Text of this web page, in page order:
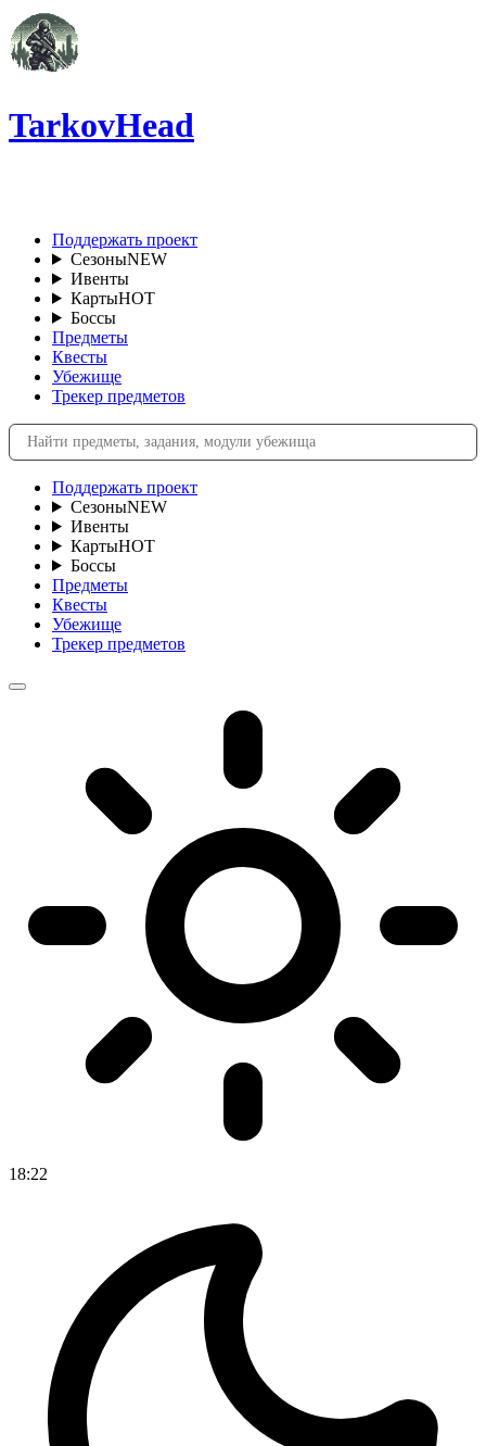
TarkovHead
Поддержать проект
СезоныNEW
Ивенты
КартыHOT
Боссы
Предметы
Квесты
Убежище
Трекер предметов
Поддержать проект
СезоныNEW
Ивенты
КартыHOT
Боссы
Предметы
Квесты
Убежище
Трекер предметов
18:22